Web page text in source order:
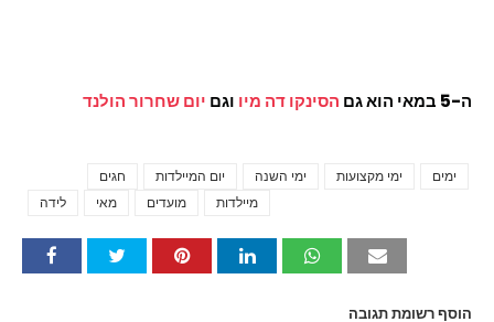
ה-5 במאי הוא גם הסינקו דה מיו וגם יום שחרור הולנד
חגים יום המיילדות ימי השנה ימי מקצועות
ימים
לידה
מאי מועדים מיילדות
הוסף רשומת תגובה